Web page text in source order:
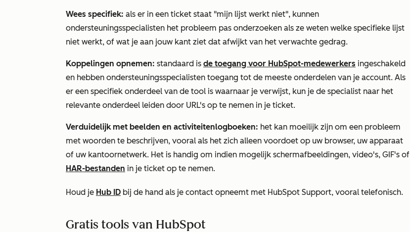
Wees specifiek: als er in een ticket staat "mijn lijst werkt niet", kunnen
ondersteuningsspecialisten het probleem pas onderzoeken als ze weten welke specifieke lijst
niet werkt, of wat je aan jouw kant ziet dat afwijkt van het verwachte gedrag.
Koppelingen opnemen: standaard is de toegang voor HubSpot-medewerkers ingeschakeld
en hebben ondersteuningsspecialisten toegang tot de meeste onderdelen van je account. Als
er een specifiek onderdeel van de tool is waarnaar je verwijst, kun je de specialist naar het
relevante onderdeel leiden door URL's op te nemen in je ticket.
Verduidelijk met beelden en activiteitenlogboeken: het kan moeilijk zijn om een probleem
met woorden te beschrijven, vooral als het zich alleen voordoet op uw browser, uw apparaat
of uw kantoornetwerk. Het is handig om indien mogelijk schermafbeeldingen, video's, GIF's of
HAR-bestanden in je ticket op te nemen.
Houd je Hub ID bij de hand als je contact opneemt met HubSpot Support, vooral telefonisch.
Gratis tools van HubSpot